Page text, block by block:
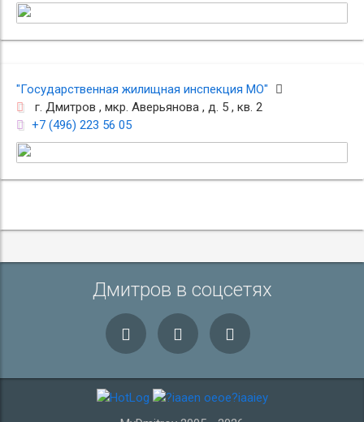
"Государственная жилищная инспекция МО"
г. Дмитров , мкр. Аверьянова , д. 5 , кв. 2
+7 (496) 223 56 05
Дмитров в соцсетях